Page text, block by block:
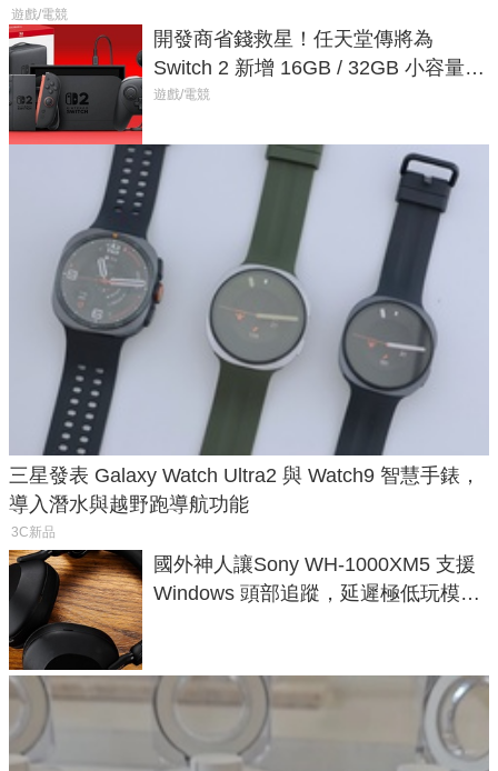
遊戲/電競
開發商省錢救星！任天堂傳將為
Switch 2 新增 16GB / 32GB 小容量遊
戲卡的選擇
遊戲/電競
三星發表 Galaxy Watch Ultra2 與 Watch9 智慧手錶，
導入潛水與越野跑導航功能
3C新品
國外神人讓Sony WH-1000XM5 支援
Windows 頭部追蹤，延遲極低玩模擬